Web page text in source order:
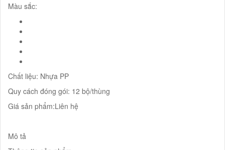
Màu sắc:
Chất liệu: Nhựa PP
Quy cách đóng gói: 12 bộ/thùng
Giá sản phẩm:Liên hệ
Mô tả